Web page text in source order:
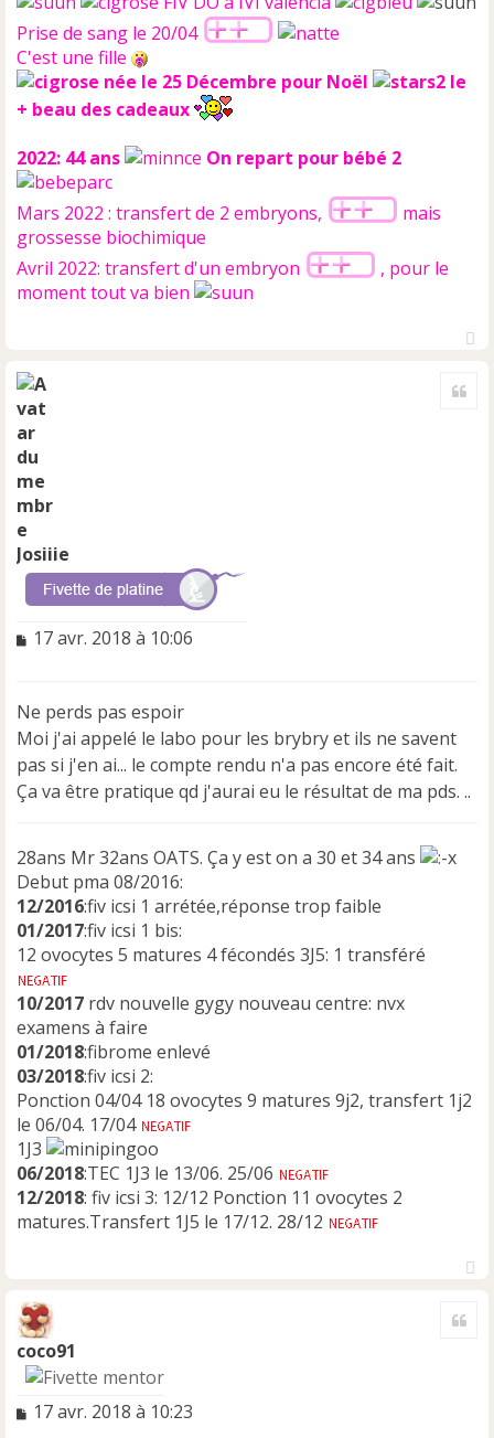
Prise de sang le 20/04
C'est une fille
née le 25 Décembre pour Noël
le
+ beau des cadeaux
2022: 44 ans
On repart pour bébé 2
Mars 2022 : transfert de 2 embryons,
mais
grossesse biochimique
Avril 2022: transfert d'un embryon
, pour le
moment tout va bien
Josiiie
M
s
a
g
e
n
o
l
u
17 avr. 2018 à 10:06
Ne perds pas espoir
Moi j'ai appelé le labo pour les brybry et ils ne savent
pas si j'en ai... le compte rendu n'a pas encore été fait.
Ça va être pratique qd j'aurai eu le résultat de ma pds. ..
28ans Mr 32ans OATS. Ça y est on a 30 et 34 ans
Debut pma 08/2016:
12/2016:fiv icsi 1 arrétée,réponse trop faible
01/2017:fiv icsi 1 bis:
12 ovocytes 5 matures 4 fécondés 3J5: 1 transféré
10/2017 rdv nouvelle gygy nouveau centre: nvx
examens à faire
01/2018:fibrome enlevé
03/2018:fiv icsi 2:
Ponction 04/04 18 ovocytes 9 matures 9j2, transfert 1j2
le 06/04. 17/04
1J3
06/2018:TEC 1J3 le 13/06. 25/06
12/2018: fiv icsi 3: 12/12 Ponction 11 ovocytes 2
matures.Transfert 1J5 le 17/12. 28/12
coco91
M17 avr. 2018 à 10:23